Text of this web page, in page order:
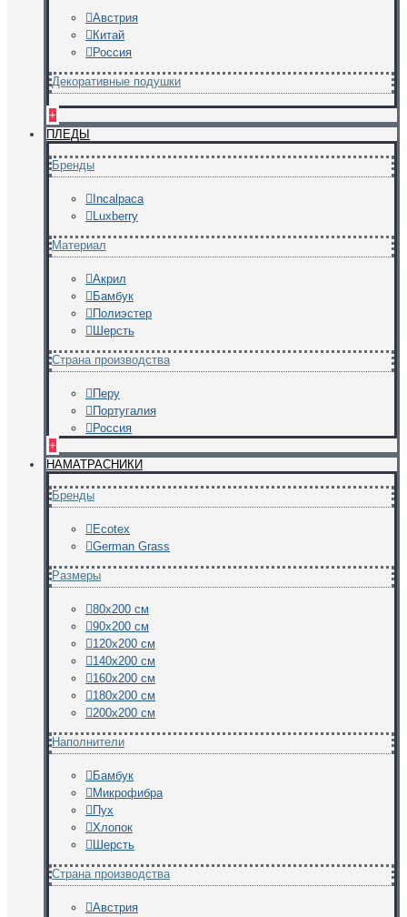
Австрия
Китай
Россия
Декоративные подушки
+
ПЛЕДЫ
Бренды
Incalpaca
Luxberry
Материал
Акрил
Бамбук
Полиэстер
Шерсть
Страна производства
Перу
Португалия
Россия
+
НАМАТРАСНИКИ
Бренды
Ecotex
German Grass
Размеры
80х200 см
90х200 см
120х200 см
140х200 см
160х200 см
180х200 см
200х200 см
Наполнители
Бамбук
Микрофибра
Пух
Хлопок
Шерсть
Страна производства
Австрия